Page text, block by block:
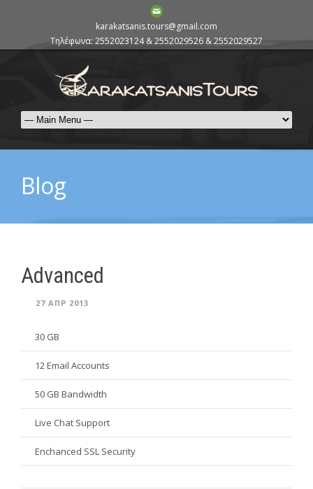
karakatsanis.tours@gmail.com
Τηλέφωνα: 2552023124 & 2552029526 & 2552029527
Blog
Advanced
27 ΑΠΡ 2013
30 GB
12 Email Accounts
50 GB Bandwidth
Live Chat Support
Enchanced SSL Security